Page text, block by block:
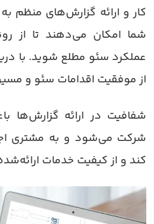
کار و ارائه گزارش‌های منظم
شما امکان می‌دهند تا از
عملکرد سئو مطلع شوید. با
از موفقیت اقدامات سئو و
شفافیت در ارائه گزارش‌ها
شرکت می‌شود و به مشتری
کند و از کیفیت خدمات